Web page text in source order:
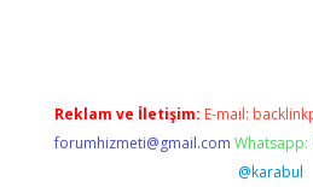
Reklam ve İletişim: E-mail:
forumhizmeti@gmail.com Whatsapp:
@karabul